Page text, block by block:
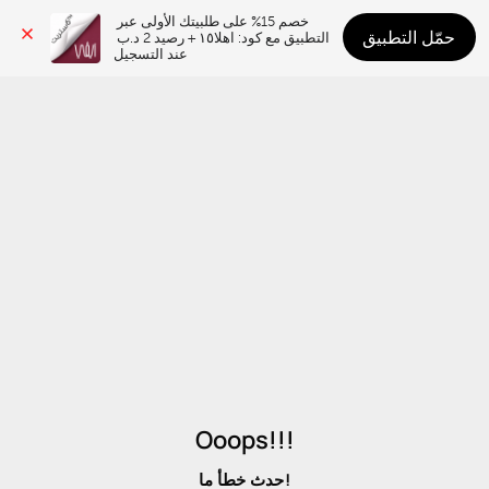
عند التسجيل
حمّل التطبيق
Ooops!!!
حدث خطأ ما!